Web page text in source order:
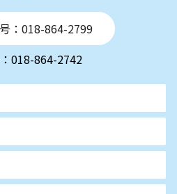
：018-864-2799
018-864-2742